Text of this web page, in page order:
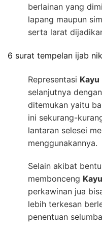
berlainan yang
lapang maupun
serta larat
6 surat tempelan ijab
Representasi Kayu
selanjutnya
ditemukan yaitu
ini sekurang-
lantaran selesei
menggunakannya.
Selain akibat
membonceng
perkawinan jua
lebih terkesan
penentuan